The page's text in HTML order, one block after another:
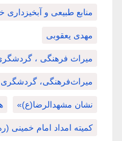
منابع طبیعی و
مهدی یعقوبی
میراث فرهنگی ،
میراث‌فرهنگی،
نشان مشهدالرضا(ع)»
کمیته امداد امام خمینی